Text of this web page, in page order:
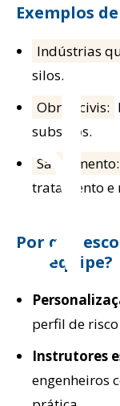
Exemplos
Indústrias
silos.
Obras civis:
subsolos.
Saneamento:
tratamento e
Por que
sua equipe?
perfil de
Instrutores
engenheiros